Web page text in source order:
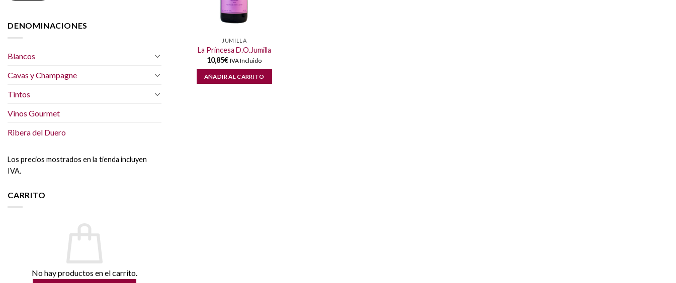
DENOMINACIONES
Blancos
Cavas y Champagne
Tintos
Vinos Gourmet
Ribera del Duero
Los precios mostrados en la tienda incluyen
IVA.
CARRITO
No hay productos en el carrito.
JUMILLA
La Princesa D.O.Jumilla
10,85€ IVA Incluido
AÑADIR AL CARRITO